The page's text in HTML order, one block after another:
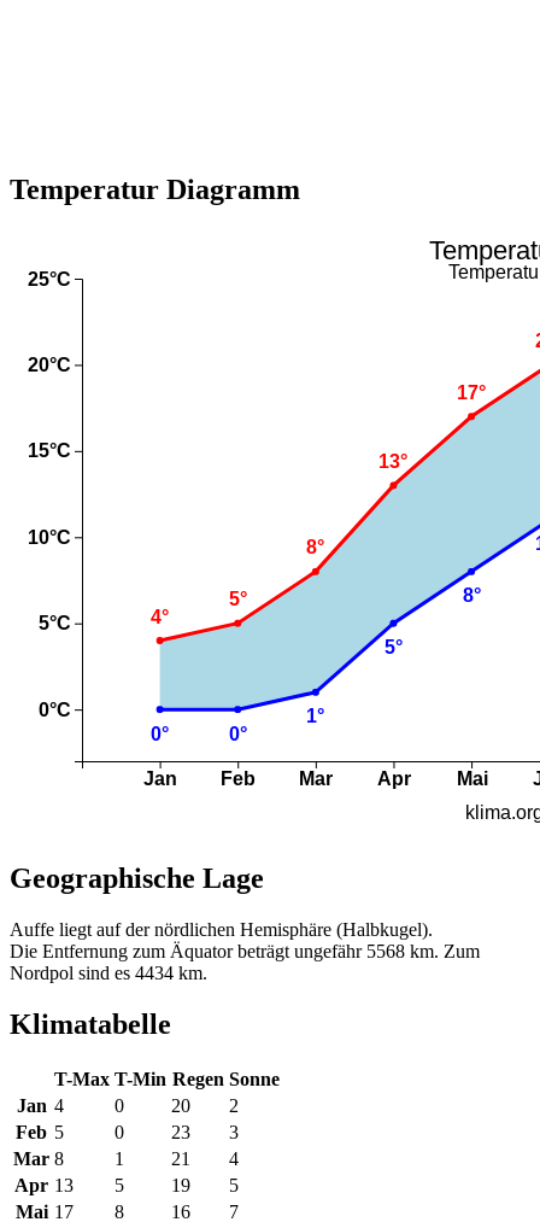
Temperatur Diagramm
Geographische Lage
Auffe liegt auf der nördlichen Hemisphäre (Halbkugel).
Die Entfernung zum Äquator beträgt ungefähr 5568 km. Zum
Nordpol sind es 4434 km.
Klimatabelle
T-Max T-Min Regen Sonne
Jan 4 0 20
2
Feb 5 0 23
3
Mar 8 1 21
4
Apr 13 5 19
5
Mai 17 8 16 7